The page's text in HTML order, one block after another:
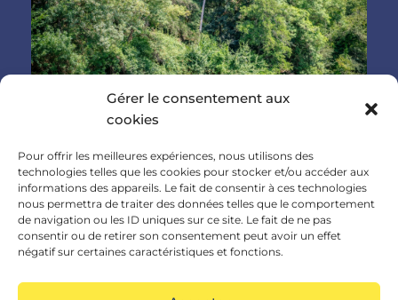
Gérer le consentement aux
cookies
Pour offrir les meilleures expériences, nous utilisons des
technologies telles que les cookies pour stocker et/ou accéder aux
informations des appareils. Le fait de consentir à ces technologies
nous permettra de traiter des données telles que le comportement
de navigation ou les ID uniques sur ce site. Le fait de ne pas
consentir ou de retirer son consentement peut avoir un effet
négatif sur certaines caractéristiques et fonctions.
Location canoë à Saint-Antonin-Noble-
Val : comment choisir votre parcours ?
Location canoe à Saint Antonin Noble Val Location
de Canoë Kayak à Saint-Antoni-Noble-Val :
comment choisir votre parcours ? Situé
Variation – Location Canoë Kayak Paddle Bouée –